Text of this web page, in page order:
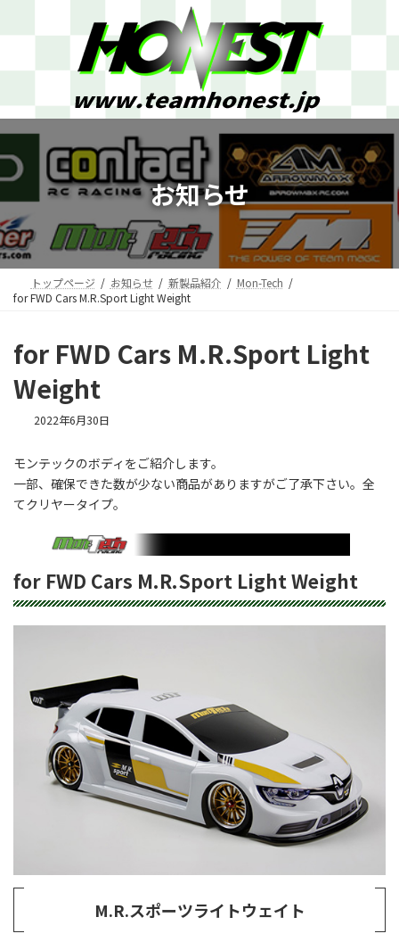
ス
キ
ッ
ン
に
移
お知らせ
トップページ お知らせ 新製品紹介
Mon-Tech
for FWD Cars M.R.Sport Light Weight
for FWD Cars M.R.Sport Light
Weight
2022年6月30日
モンテックのボディをご紹介します。
一部、確保できた数が少ない商品がありますがご了承下さい。全
てクリヤータイプ。
for FWD Cars M.R.Sport Light Weight
M.R.スポーツライトウェイト